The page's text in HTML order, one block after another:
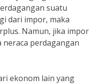
suatu
dari impor, maka
Namun, jika impor
perdagangan
ekonom lain yang